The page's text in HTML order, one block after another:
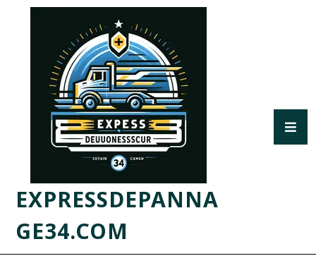
EXPRESSDEPANNA
GE34.COM